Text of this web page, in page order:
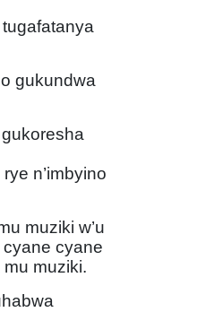
gukundwa
n’imbyino
muziki w’u
cyane cyane
muziki.